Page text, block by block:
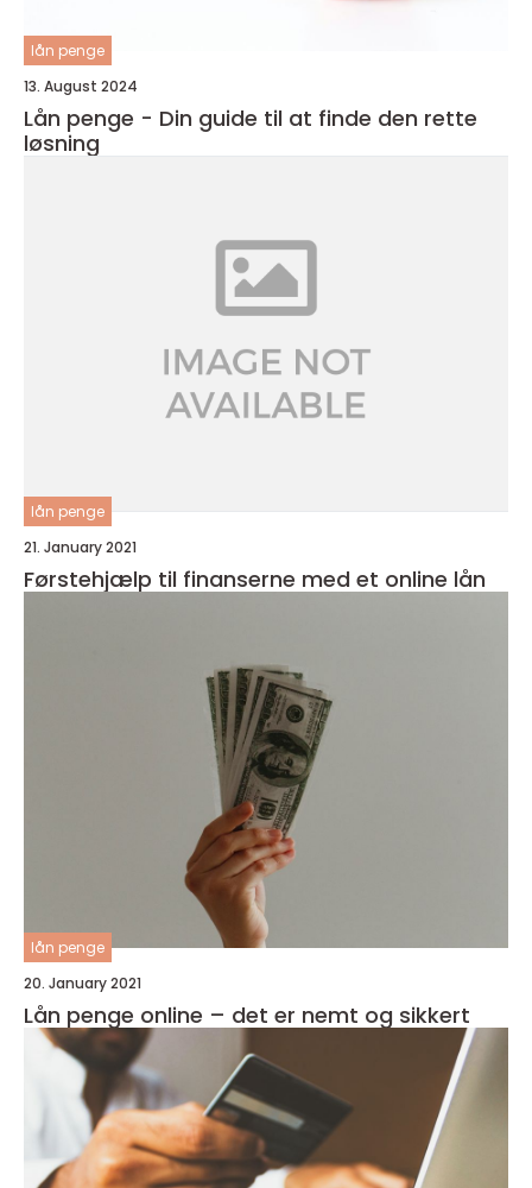
lån penge
13. August 2024
Lån penge - Din guide til at finde den rette
løsning
lån penge
21. January 2021
Førstehjælp til finanserne med et online lån
lån penge
20. January 2021
Lån penge online – det er nemt og sikkert